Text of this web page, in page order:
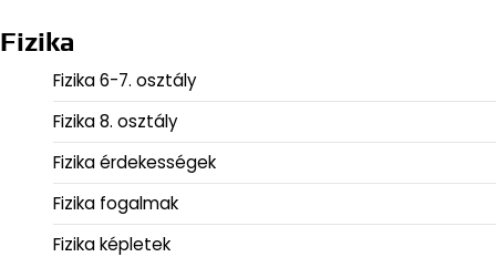
Fizika
Fizika 6-7. osztály
Fizika 8. osztály
Fizika érdekességek
Fizika fogalmak
Fizika képletek